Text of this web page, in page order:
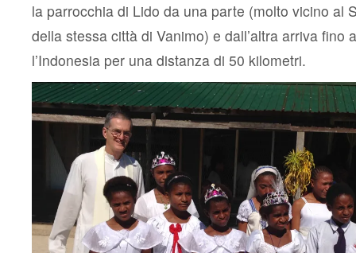
la parrocchia di Lido da una parte (molto vicino al
della stessa città di Vanimo) e dall’altra arriva fino
l’Indonesia per una distanza di 50 kilometri.